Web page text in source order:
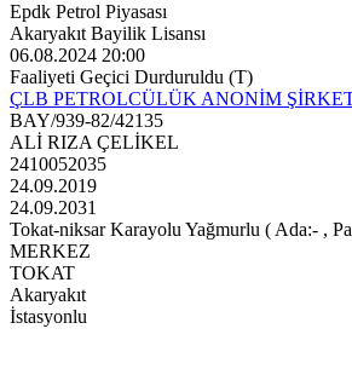
Epdk Petrol Piyasası
Akaryakıt Bayilik Lisansı
06.08.2024 20:00
Faaliyeti Geçici Durduruldu (T)
ÇLB PETROLCÜLÜK ANONİM
BAY/939-82/42135
ALİ RIZA ÇELİKEL
2410052035
24.09.2019
24.09.2031
Tokat-niksar Karayolu Yağmurlu ( Ada:- ,
MERKEZ
TOKAT
Akaryakıt
İstasyonlu